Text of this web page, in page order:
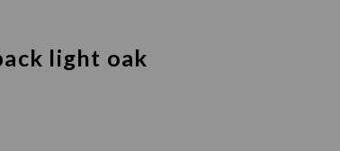
light oak